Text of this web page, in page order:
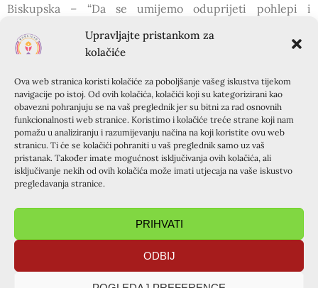
Upravljajte pristankom za
kolačiće
Ova web stranica koristi kolačiće za poboljšanje vašeg iskustva tijekom
navigacije po istoj. Od ovih kolačića, kolačići koji su kategorizirani kao
obavezni pohranjuju se na vaš preglednik jer su bitni za rad osnovnih
funkcionalnosti web stranice. Koristimo i kolačiće treće strane koji nam
pomažu u analiziranju i razumijevanju načina na koji koristite ovu web
stranicu. Ti će se kolačići pohraniti u vaš preglednik samo uz vaš
pristanak. Također imate mogućnost isključivanja ovih kolačića, ali
isključivanje nekih od ovih kolačića može imati utjecaja na vaše iskustvo
pregledavanja stranice.
PRIHVATI
ODBIJ
Biskupska – “Da se umijemo oduprijeti pohlepi i
pristupamo svima koji oskudijevaju.”
Molilo se i za osobne nakane….
U terminu koji je bio predviđen za Kursiljo , molili su:
Stipe i Katica Ćurković,Slavica Vuković, Mirko i Ivanka
Samardžić,Verica Pandžić, Marinela Krešić, Antonija
Delač, Ivanka Radošević, Anica Ranogajec, Ante
Karamatić, Tereza Turina, Ljubica Šafar, Ljubica Turina,
Sonja Beić, Božena Klarić, Marija Zovko, Dinka Budimir,
Biserka Bodulić, Katarina Vajdoher, Ljiljana Krišto, Ankica
Mamić, Dragica Dumančić, Marina Uzelac i Nikolina
Štor. Čitalo se Sveto Pismo, molile Krunice, razmatrala
Otajstva, čitale meditacije ….klanjalo u šutnji….pjevalo
Euharistijskom Srcu…ZAHVALJIVALO.
Velika je to milost……”Pohodi Bog narod svoj”